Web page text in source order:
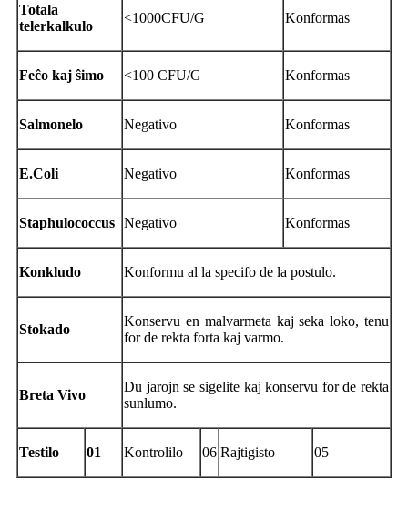
Totala
telerkalkulo
<1000CFU/G Konformas
Feĉo kaj ŝimo <100 CFU/G Konformas
Salmonelo Negativo Konformas
E.Coli Negativo Konformas
Staphulococcus Negativo Konformas
Konkludo Konformu al la specifo de la postulo.
Stokado
Konservu en malvarmeta kaj seka loko, tenu
for de rekta forta kaj varmo.
Breta Vivo
Du jarojn se sigelite kaj konservu for de rekta
sunlumo.
Testilo 01 Kontrolilo 06 Rajtigisto 05